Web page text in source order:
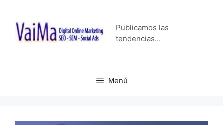
contenido
Publicamos las
tendencias…
Menú